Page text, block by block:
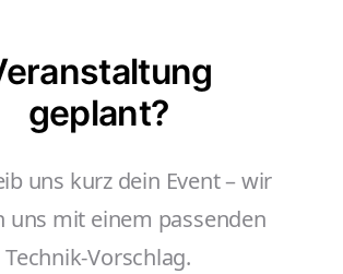
geplant?
uns kurz dein Event – wir
uns mit einem passenden
Technik-Vorschlag.